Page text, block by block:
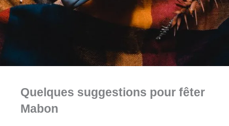
Quelques suggestions pour fêter
Mabon